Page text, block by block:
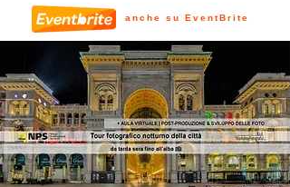
anche su EventBrite